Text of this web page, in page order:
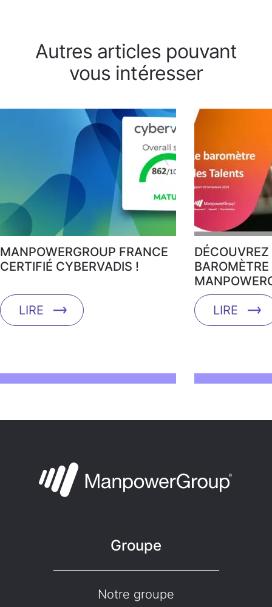
Autres articles pouvant
vous intéresser
MANPOWERGROUP FRANCE
CERTIFIÉ CYBERVADIS !
LIRE
DÉCOUVREZ
LIRE
Groupe
Notre groupe